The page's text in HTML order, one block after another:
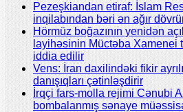
Pezeşkiandan etiraf: İslam
inqilabından bəri ən ağır
Hörmüz boğazının yenidən
layihəsinin Müctəba Xamenei
iddia edilir
Vens: İran daxilindəki fikir
danışıqları çətinləşdirir
İrqçi fars-molla rejimi Cənubi
bombalanmış sənaye